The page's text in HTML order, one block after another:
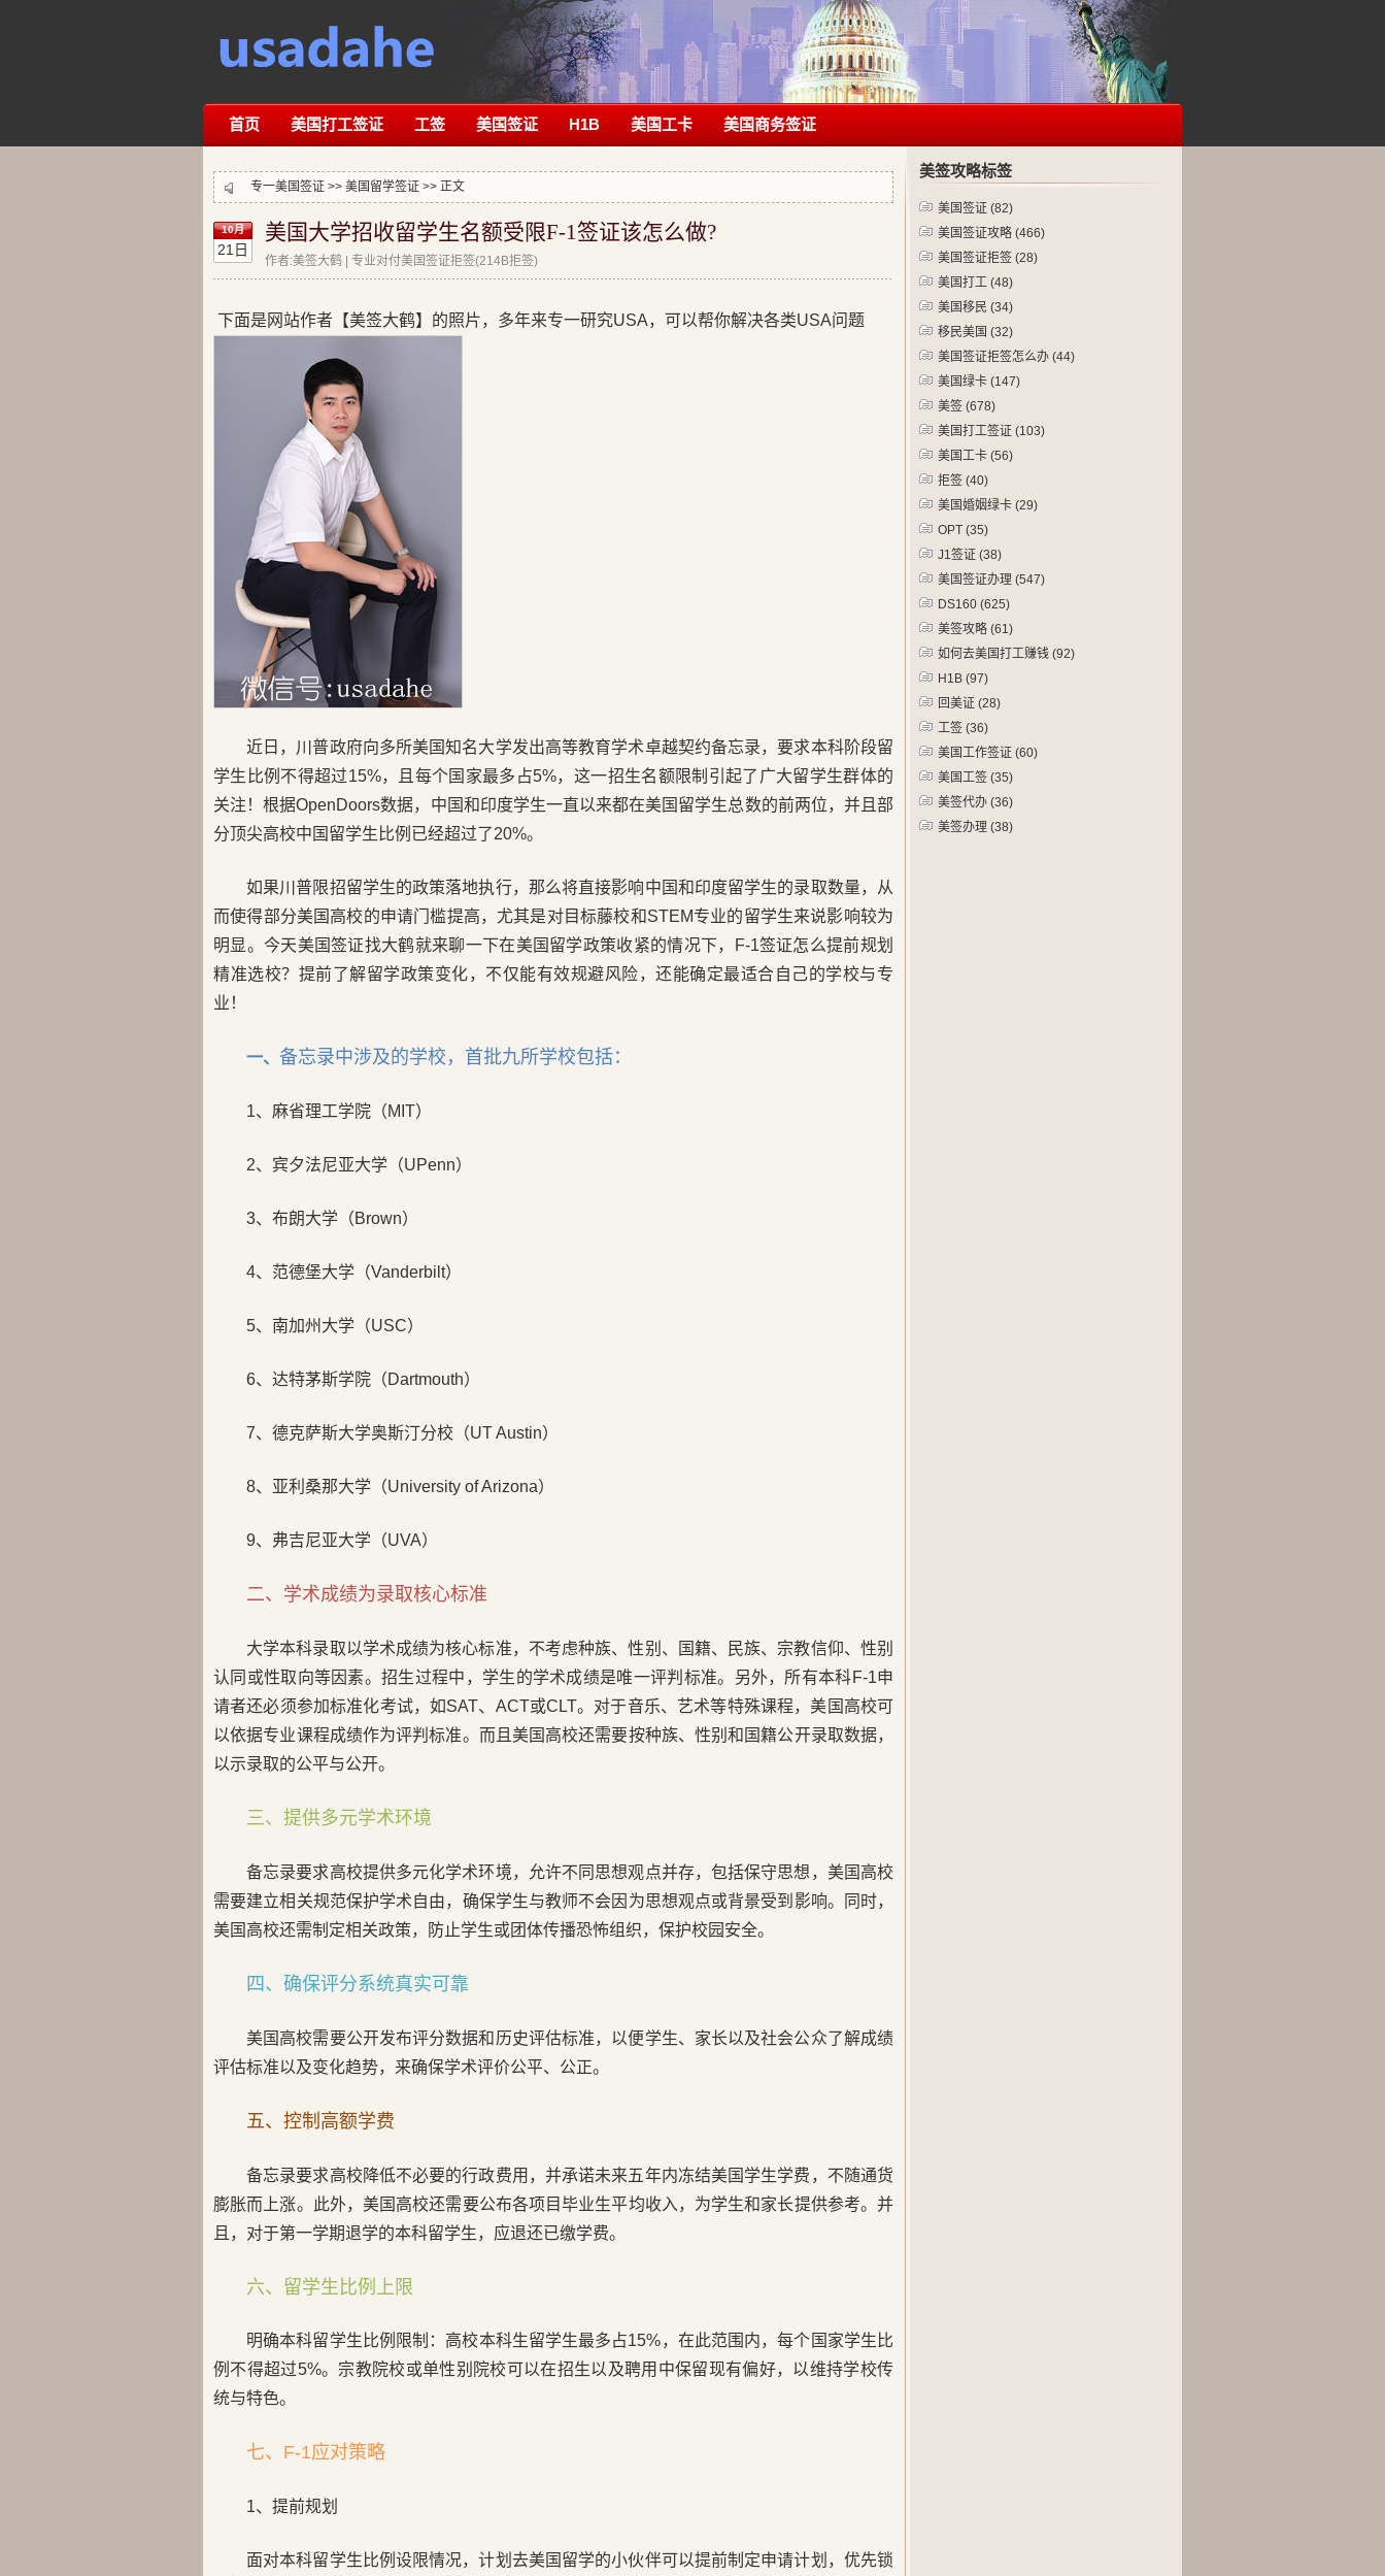
首页 美国打工签证 工签 美国签证 H1B 美国工卡 美国商务签证
专一美国签证 >> 美国留学签证 >> 正文
10月
21日
美国大学招收留学生名额受限F-1签证该怎么做?
作者:美签大鹤 | 专业对付美国签证拒签(214B拒签)
下面是网站作者【美签大鹤】的照片，多年来专一研究USA，可以帮你解决各类USA问题
近日，川普政府向多所美国知名大学发出高等教育学术卓越契约备忘录，要求本科阶段留
学生比例不得超过15%，且每个国家最多占5%，这一招生名额限制引起了广大留学生群体的
关注！根据OpenDoors数据，中国和印度学生一直以来都在美国留学生总数的前两位，并且部
分顶尖高校中国留学生比例已经超过了20%。
如果川普限招留学生的政策落地执行，那么将直接影响中国和印度留学生的录取数量，从
而使得部分美国高校的申请门槛提高，尤其是对目标藤校和STEM专业的留学生来说影响较为
明显。今天美国签证找大鹤就来聊一下在美国留学政策收紧的情况下，F-1签证怎么提前规划
精准选校？提前了解留学政策变化，不仅能有效规避风险，还能确定最适合自己的学校与专
业！
一、 备忘录中涉及的学校，首批九所学校包括：
1、麻省理工学院（MIT）
2、宾夕法尼亚大学（UPenn）
3、布朗大学（Brown）
4、范德堡大学（Vanderbilt）
5、南加州大学（USC）
6、达特茅斯学院（Dartmouth）
7、德克萨斯大学奥斯汀分校（UT Austin）
8、亚利桑那大学（University of Arizona）
9、弗吉尼亚大学（UVA）
二、学术成绩为录取核心标准
大学本科录取以学术成绩为核心标准，不考虑种族、性别、国籍、民族、宗教信仰、性别
认同或性取向等因素。招生过程中，学生的学术成绩是唯一评判标准。另外，所有本科F-1申
请者还必须参加标准化考试，如SAT、ACT或CLT。对于音乐、艺术等特殊课程，美国高校可
以依据专业课程成绩作为评判标准。而且美国高校还需要按种族、性别和国籍公开录取数据，
以示录取的公平与公开。
三、提供多元学术环境
备忘录要求高校提供多元化学术环境，允许不同思想观点并存，包括保守思想，美国高校
需要建立相关规范保护学术自由，确保学生与教师不会因为思想观点或背景受到影响。同时，
美国高校还需制定相关政策，防止学生或团体传播恐怖组织，保护校园安全。
四、确保评分系统真实可靠
美国高校需要公开发布评分数据和历史评估标准，以便学生、家长以及社会公众了解成绩
评估标准以及变化趋势，来确保学术评价公平、公正。
五、控制高额学费
备忘录要求高校降低不必要的行政费用，并承诺未来五年内冻结美国学生学费，不随通货
膨胀而上涨。此外，美国高校还需要公布各项目毕业生平均收入，为学生和家长提供参考。并
且，对于第一学期退学的本科留学生，应退还已缴学费。
六、留学生比例上限
明确本科留学生比例限制：高校本科生留学生最多占15%，在此范围内，每个国家学生比
例不得超过5%。宗教院校或单性别院校可以在招生以及聘用中保留现有偏好，以维持学校传
统与特色。
七、F-1应对策略
1、提前规划
面对本科留学生比例设限情况，计划去美国留学的小伙伴可以提前制定申请计划，优先锁
美签攻略标签
美国签证 (82)
美国签证攻略 (466)
美国签证拒签 (28)
美国打工 (48)
美国移民 (34)
移民美国 (32)
美国签证拒签怎么办 (44)
美国绿卡 (147)
美签 (678)
美国打工签证 (103)
美国工卡 (56)
拒签 (40)
美国婚姻绿卡 (29)
OPT (35)
J1签证 (38)
美国签证办理 (547)
DS160 (625)
美签攻略 (61)
如何去美国打工赚钱 (92)
H1B (97)
回美证 (28)
工签 (36)
美国工作签证 (60)
美国工签 (35)
美签代办 (36)
美签办理 (38)